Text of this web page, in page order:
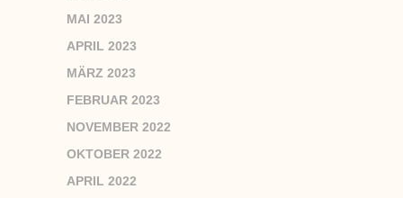
MAI 2023
APRIL 2023
MÄRZ 2023
FEBRUAR 2023
NOVEMBER 2022
OKTOBER 2022
APRIL 2022